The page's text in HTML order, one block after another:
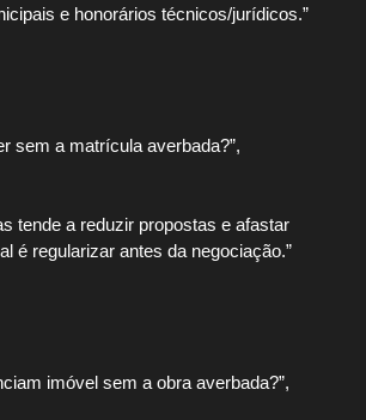
e honorários técnicos/jurídicos.”
sem a matrícula averbada?”,
tende a reduzir propostas e afastar
é regularizar antes da negociação.”
imóvel sem a obra averbada?”,